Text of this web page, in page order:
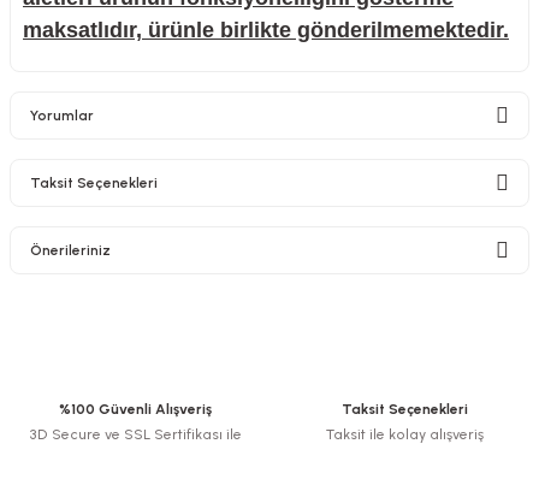
maksatlıdır, ürünle birlikte gönderilmemektedir.
Yorumlar
Taksit Seçenekleri
Önerileriniz
Ürün resmi kalitesiz, bozuk veya görüntülenemiyor.
%100 Güvenli Alışveriş
3D Secure ve SSL Sertifikası ile
Taksit Seçenekleri
Taksit ile kolay alışveriş